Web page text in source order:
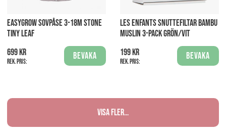
EASYGROW SOVPÅSE 3-18M STONE
TINY LEAF
699 kr
Rek. pris:
Bevaka
LES ENFANTS SNUTTEFILTAR BAMBU
MUSLIN 3-PACK GRÖN/VIT
199 kr
Rek. pris:
Bevaka
Visa fler...